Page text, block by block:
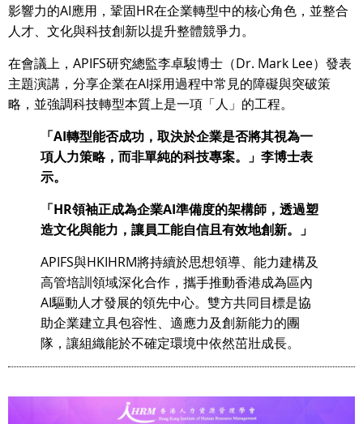
影響力的AI應用，鞏固HR在企業轉型中的核心角色，並整合
人才、文化與科技創新以提升整體競爭力。
在會議上，APIFS研究總監李卓駿博士（Dr. Mark Lee）發表
主題演講，分享企業在AI採用過程中常見的障礙與突破策
略，並強調科技轉型本質上是一項「人」的工程。
「AI轉型能否成功，取決於企業是否將其視為一
項人力策略，而非單純的科技專案。」李博士表
示。
「HR領袖正成為企業AI準備度的架構師，透過塑
造文化與能力，讓員工能自信且有效地創新。」
APIFS與HKIHRM將持續於思想領導、能力建構及
高管培訓領域深化合作，攜手推動香港成為區內
AI驅動人才發展的領先中心。雙方共同目標是協
助企業建立具包容性、適應力及創新能力的團
隊，讓組織能於不確定環境中依然茁壯成長。